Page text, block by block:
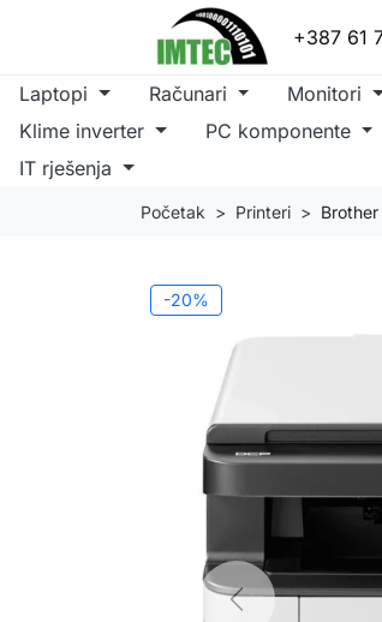
+387 61
Laptopi Računari Monitori
Klime inverter
PC komponente
IT rješenja
Početak Printeri
-20%
Previous